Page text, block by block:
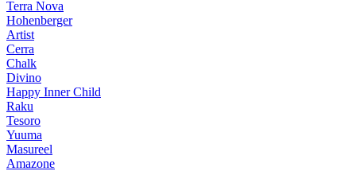
Terra Nova
Hohenberger
Artist
Cerra
Chalk
Divino
Happy Inner Child
Raku
Tesoro
Yuuma
Masureel
Amazone